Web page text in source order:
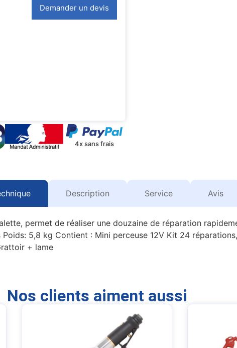
Demander un devis
4x sans frais
Description Service Avis
permet de réaliser une douzaine de réparation
Poids: 5,8 kg Contient : Mini perceuse 12V Kit 24
+ lame
Nos clients aiment aussi